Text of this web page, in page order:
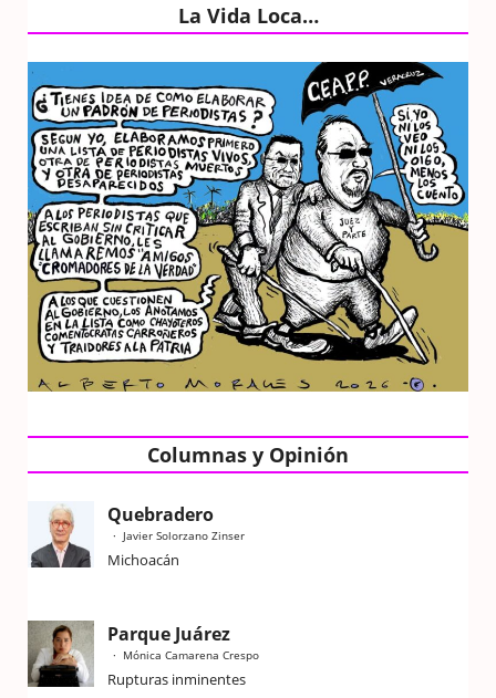
La Vida Loca…
Columnas y Opinión
Quebradero
Javier Solorzano Zinser
Michoacán
Parque Juárez
Mónica Camarena Crespo
Rupturas inminentes